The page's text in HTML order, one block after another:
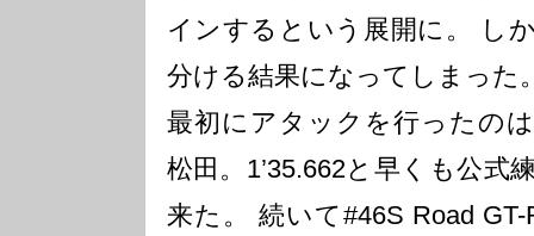
インするという展開に。 し
分ける結果になってしまった
最初にアタックを行ったの
松田。1’35.662と早くも公式
来た。 続いて#46S Road